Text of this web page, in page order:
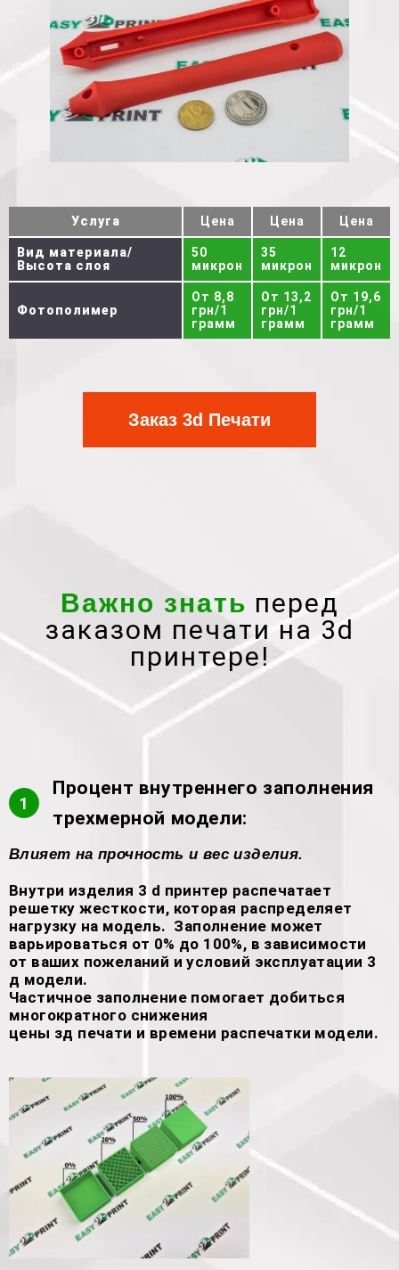
Услуга Цена Цена Цена
Вид материала/
Высота слоя
50
микрон
35
микрон
12
микрон
Фотополимер
От 8,8
грн/1
грамм
От 13,2
грн/1
грамм
От 19,6
грн/1
грамм
Заказ 3d Печати
Важно знать перед
заказом печати на 3d
принтере!
1
Процент внутреннего заполнения
трехмерной модели:
Влияет на прочность и вес изделия.
Внутри изделия 3 d принтер распечатает
решетку жесткости, которая распределяет
нагрузку на модель. Заполнение может
варьироваться от 0% до 100%, в зависимости
от ваших пожеланий и условий эксплуатации 3
д модели.
Частичное заполнение помогает добиться
многократного снижения
цены зд печати и времени распечатки модели.